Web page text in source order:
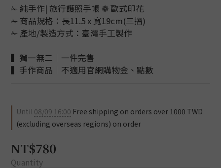
✁ 純手作| 旅行護照手帳 ❁ 歐式印花
✁ 商品規格：長11.5 x 寬19cm(三摺)
✁ 產地/製造方式：臺灣手工製作
▍獨一無二｜一件完售
▍手作商品｜不適用官網購物金、點數
Until 08/09 16:00 Free shipping on orders over 1000 TWD
(excluding overseas regions) on order
NT$780
Quantity